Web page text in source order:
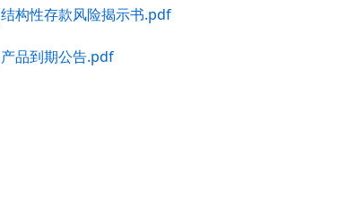
结构性存款风险揭示书.pdf
产品到期公告.pdf